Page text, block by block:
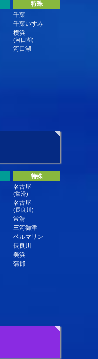
特殊
千葉
千葉いすみ
横浜
(河口湖)
河口湖
特殊
名古屋
(常滑)
名古屋
(長良川)
常滑
三河御津
ベルマリン
長良川
美浜
蒲郡